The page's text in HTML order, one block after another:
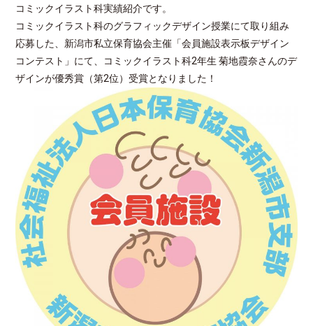
コミックイラスト科実績紹介です。
コミックイラスト科のグラフィックデザイン授業にて取り組み
応募した、新潟市私立保育協会主催「会員施設表示板デザイン
コンテスト」にて、コミックイラスト科2年生 菊地霞奈さんのデ
ザインが優秀賞（第2位）受賞となりました！